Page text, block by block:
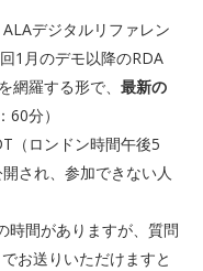
デジタルリファレン
1月のデモ以降のRDA
羅する形で、 最新の
分）
（ロンドン時間午後5
され、参加できない人
時間がありますが、質問
お送りいただけますと